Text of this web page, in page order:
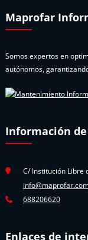
Maprofar
Somos expertos en
autónomos,
Información
C/ Institución Libre
688206620
Enlaces de